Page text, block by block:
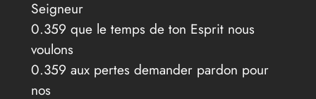
Seigneur
0.359 que le temps de ton Esprit nous
voulons
0.359 aux pertes demander pardon pour
nos